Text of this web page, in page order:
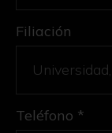
Filiación
Teléfono *